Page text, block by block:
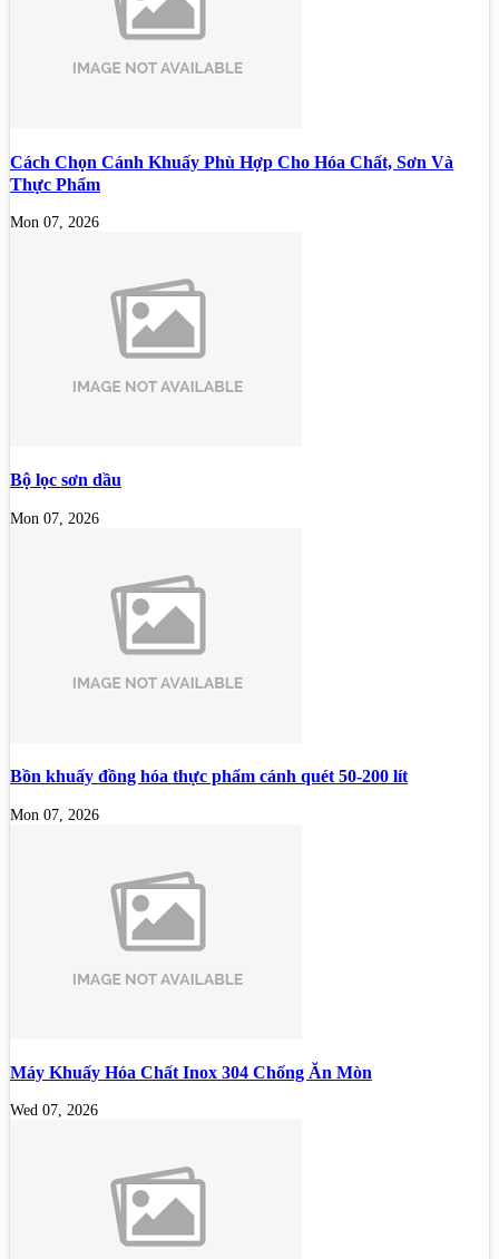
Cách Chọn Cánh Khuấy Phù Hợp Cho Hóa Chất, Sơn Và
Thực Phẩm
Mon 07, 2026
Bộ lọc sơn dầu
Mon 07, 2026
Bồn khuấy đồng hóa thực phẩm cánh quét 50-200 lít
Mon 07, 2026
Máy Khuấy Hóa Chất Inox 304 Chống Ăn Mòn
Wed 07, 2026